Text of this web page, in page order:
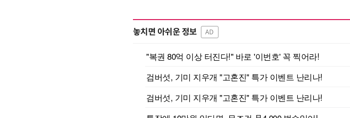
놓치면 아쉬운 정보 AD